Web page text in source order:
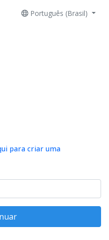
Português (Brasil)
para criar uma